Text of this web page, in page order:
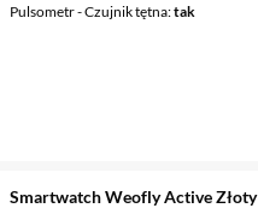
Pulsometr - Czujnik tętna tak
Smartwatch Weofly Active Złoty